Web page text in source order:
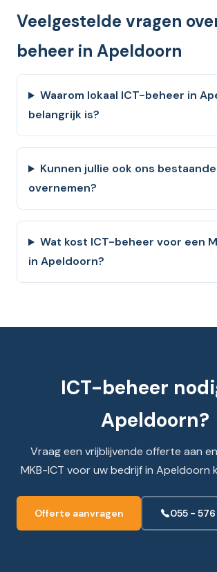
Veelgestelde vragen
beheer in Apeldoorn
Waarom lokaal ICT-beheer in
belangrijk is?
Kunnen jullie ook ons
overnemen?
Wat kost ICT-beheer voor een
in Apeldoorn?
ICT-beheer
Apeldoorn?
Vraag een vrijblijvende offerte aan
MKB-ICT voor uw bedrijf in Apeldoorn
Offerte aanvragen 055 -